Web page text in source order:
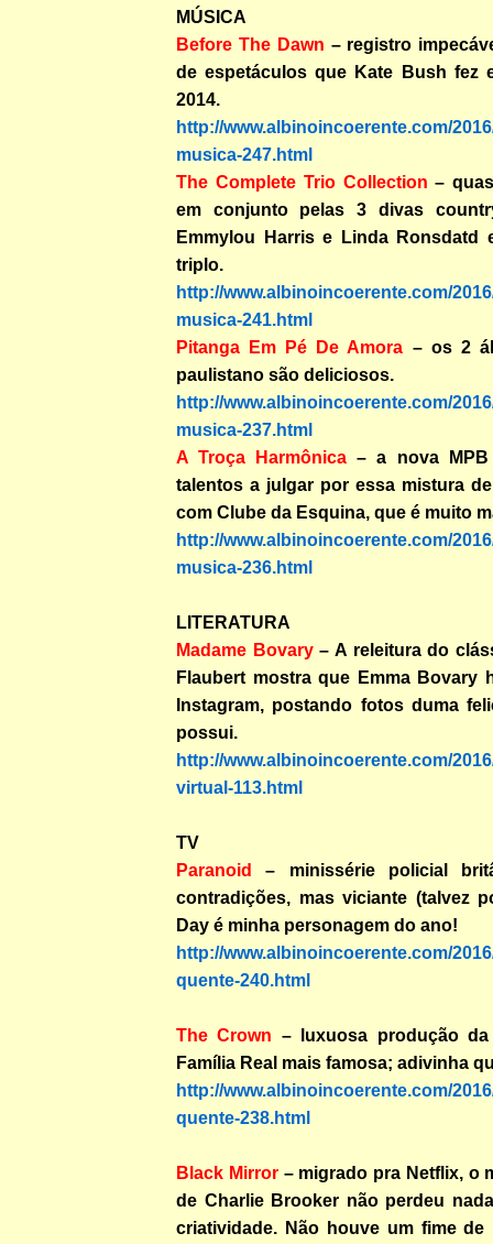
MÚSICA
Before The Dawn – registro
de espetáculos que Kate Bush fez
2014.
http://www.albinoincoerente.com/
musica-247.html
The Complete Trio Collection –
em conjunto pelas 3 divas
Emmylou Harris e Linda Ronsdatd
triplo.
http://www.albinoincoerente.com/
musica-241.html
Pitanga Em Pé De Amora – os 2
paulistano são deliciosos.
http://www.albinoincoerente.com/
musica-237.html
A Troça Harmônica – a nova
talentos a julgar por essa mistura
com Clube da Esquina, que é muito
http://www.albinoincoerente.com/
musica-236.html
LITERATURA
Madame Bovary– A releitura do
Flaubert mostra que Emma Bovary
Instagram, postando fotos duma
possui.
http://www.albinoincoerente.com/
virtual-113.html
TV
Paranoid – minissérie policial
contradições, mas viciante (talvez
Day é minha personagem do ano!
http://www.albinoincoerente.com/
quente-240.html
The Crown – luxuosa produção
Família Real mais famosa; adivinha
http://www.albinoincoerente.com/
quente-238.html
Black Mirror– migrado pra Netflix, o
de Charlie Brooker não perdeu
criatividade. Não houve um fime